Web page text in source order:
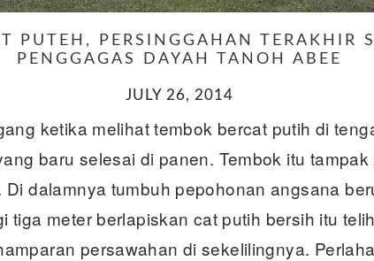
PUTEH, PERSINGGAHAN TERAKHIR
PENGGAGAS DAYAH TANOH ABEE
JULY 26, 2014
ketika melihat tembok bercat putih di
baru selesai di panen. Tembok itu tampak
Di dalamnya tumbuh pepohonan angsana
tiga meter berlapiskan cat putih bersih itu
persawahan di sekelilingnya.